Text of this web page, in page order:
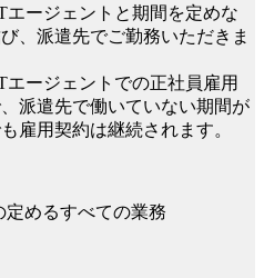
エージェントと期間を定めな
、派遣先でご勤務いただきま
エージェントでの正社員雇用
派遣先で働いていない期間が
雇用契約は継続されます。
めるすべての業務